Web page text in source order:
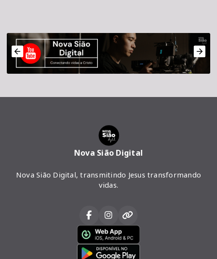
Nova Sião Digital
Nova Sião Digital, transmitindo Jesus transformando
vidas.